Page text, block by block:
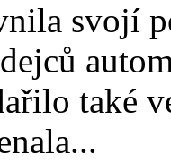
svojí
také